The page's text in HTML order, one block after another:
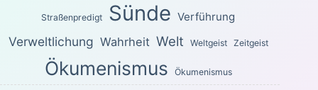
Straßenpredigt Sünde Verführung
Verweltlichung Wahrheit Welt Weltgeist Zeitgeist
Ökumenismus Ökumenismus